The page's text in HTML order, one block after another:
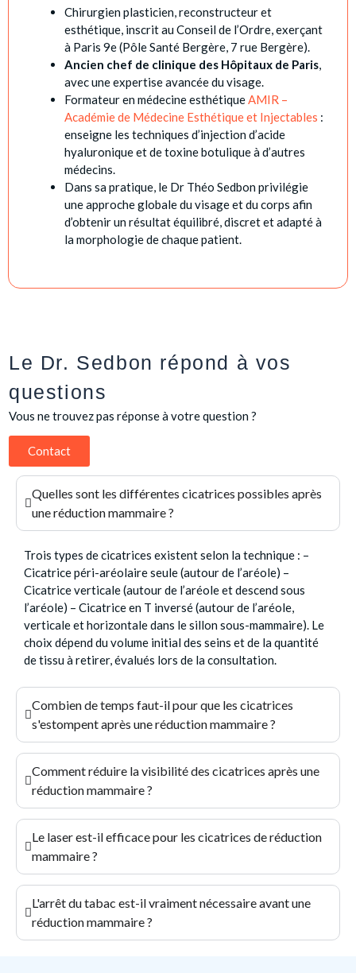
Chirurgien plasticien, reconstructeur et
esthétique, inscrit au Conseil de l’Ordre, exerçant
à Paris 9e (Pôle Santé Bergère, 7 rue Bergère).
Ancien chef de clinique des Hôpitaux de Paris,
avec une expertise avancée du visage.
Formateur en médecine esthétiqueAMIR –
Académie de Médecine Esthétique et Injectables :
enseigne les techniques d’injection d’acide
hyaluronique et de toxine botulique à d’autres
médecins.
Dans sa pratique, le Dr Théo Sedbon privilégie
une approche globale du visage et du corps afin
d’obtenir un résultat équilibré, discret et adapté à
la morphologie de chaque patient.
Le Dr. Sedbon répond à vos
questions
Vous ne trouvez pas réponse à votre question ?
Contact
Quelles sont les différentes cicatrices possibles après
une réduction mammaire ?
Trois types de cicatrices existent selon la technique : –
Cicatrice péri-aréolaire seule (autour de l’aréole) –
Cicatrice verticale (autour de l’aréole et descend sous
l’aréole) – Cicatrice en T inversé (autour de l’aréole,
verticale et horizontale dans le sillon sous-mammaire). Le
choix dépend du volume initial des seins et de la quantité
de tissu à retirer, évalués lors de la consultation.
Combien de temps faut-il pour que les cicatrices
s'estompent après une réduction mammaire ?
Comment réduire la visibilité des cicatrices après une
réduction mammaire ?
Le laser est-il efficace pour les cicatrices de réduction
mammaire ?
L'arrêt du tabac est-il vraiment nécessaire avant une
réduction mammaire ?